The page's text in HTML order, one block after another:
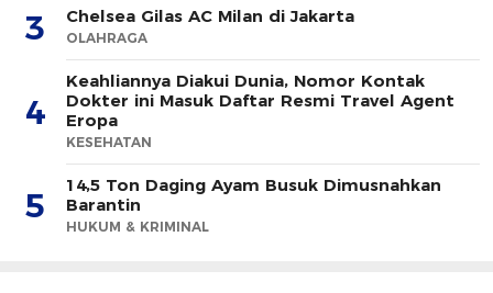
3 Chelsea Gilas AC Milan di Jakarta
OLAHRAGA
4
Keahliannya Diakui Dunia, Nomor Kontak
Dokter ini Masuk Daftar Resmi Travel Agent
Eropa
KESEHATAN
5
14,5 Ton Daging Ayam Busuk Dimusnahkan
Barantin
HUKUM & KRIMINAL